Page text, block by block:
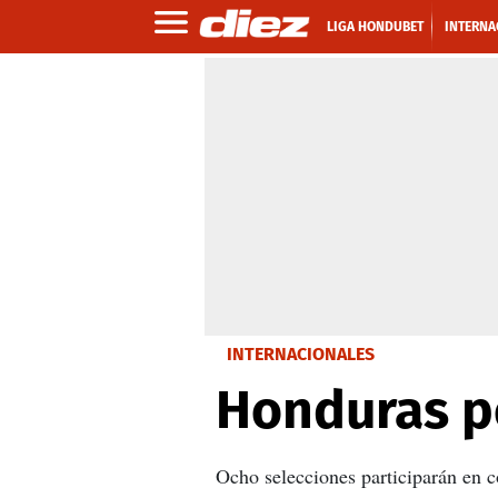
LIGA HONDUBET
INTERNACIONALES
Honduras
Ocho selecciones participarán en